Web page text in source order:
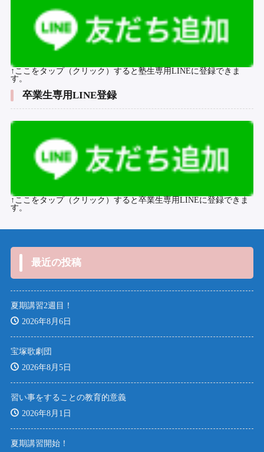
↑ここをタップ（クリック）すると塾生専用LINEに登録できま
す。
卒業生専用LINE登録
↑ここをタップ（クリック）すると卒業生専用LINEに登録できま
す。
最近の投稿
夏期講習2週目！
2026年8月6日
宝塚歌劇団
2026年8月5日
習い事をすることの教育的意義
2026年8月1日
夏期講習開始！